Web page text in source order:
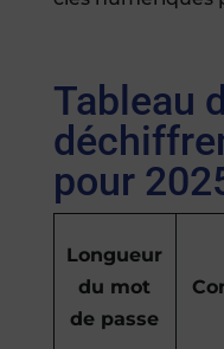
Tableau
pour
Longueur
du mot
de passe